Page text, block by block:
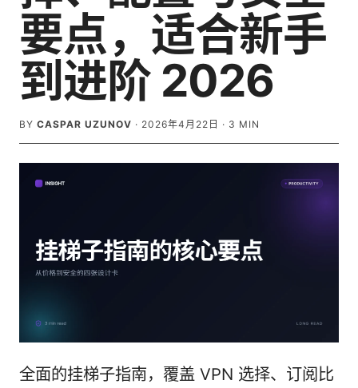
要点，适合新手
到进阶 2026
BY CASPAR UZUNOV · 2026年4月22日 · 3 MIN
全面的挂梯子指南，覆盖 VPN 选择、订阅比